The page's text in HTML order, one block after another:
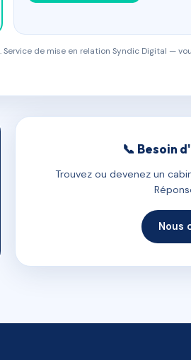
de mise en relation Syndic Digital —
📞 Besoin
Trouvez ou devenez un
Nous